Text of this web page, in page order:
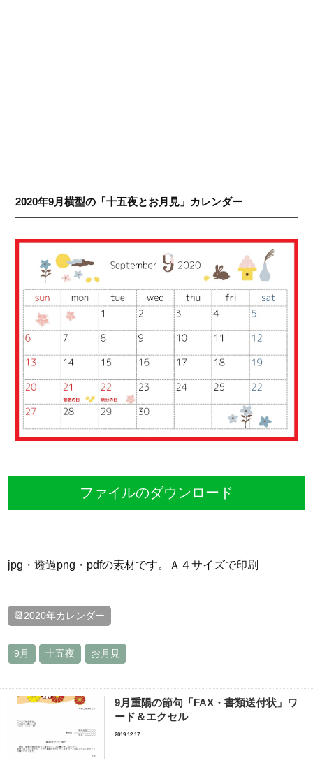
2020年9月横型の「十五夜とお月見」カレンダー
ファイルのダウンロード
jpg・透過png・pdfの素材です。Ａ４サイズで印刷
📆2020年カレンダー
9月 十五夜 お月見
9月重陽の節句「FAX・書類送付状」ワ
ード＆エクセル
2019.12.17